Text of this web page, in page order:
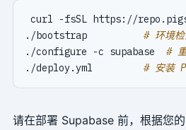
curl -fsSL https://
./bootstrap # 环境检
./configure -c supabase #
./deploy.yml # 安装
请在部署 Supabase 前，根据您